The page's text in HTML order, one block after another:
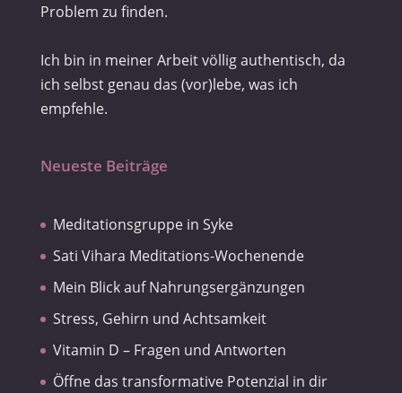
Problem zu finden.
Ich bin in meiner Arbeit völlig authentisch, da
ich selbst genau das (vor)lebe, was ich
empfehle.
Neueste Beiträge
Meditationsgruppe in Syke
Sati Vihara Meditations-Wochenende
Mein Blick auf Nahrungsergänzungen
Stress, Gehirn und Achtsamkeit
Vitamin D – Fragen und Antworten
Öffne das transformative Potenzial in dir